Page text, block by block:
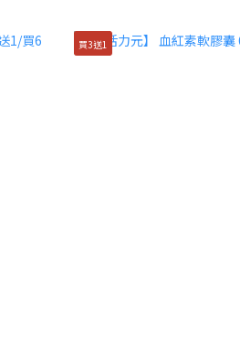
買3送1